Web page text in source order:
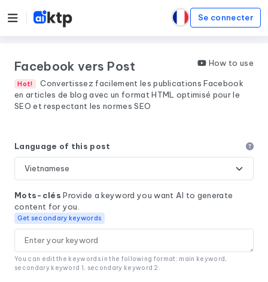
Se connecter
Facebook vers Post How to use
Hot!
Convertissez facilement les publications Facebook
en articles de blog avec un format HTML optimisé pour le
SEO et respectant les normes SEO
Language of this post
Mots-clés Provide a keyword you want AI to generate
content for you.
Get secondary keywords
You can edit the keywords in the following format: main keyword,
secondary keyword 1, secondary keyword 2.